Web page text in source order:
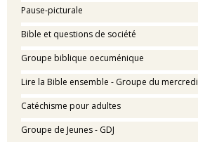
Pause-picturale
Bible et questions de société
Groupe biblique oecuménique
Lire la Bible ensemble - Groupe du mercredi
Catéchisme pour adultes
Groupe de Jeunes - GDJ